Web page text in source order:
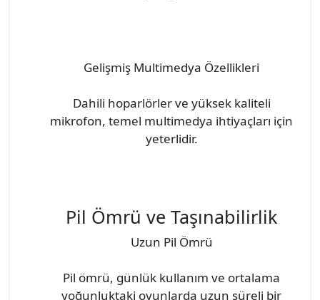
Gelişmiş Multimedya Özellikleri
Dahili hoparlörler ve yüksek kaliteli
mikrofon, temel multimedya ihtiyaçları için
yeterlidir.
Pil Ömrü ve Taşınabilirlik
Uzun Pil Ömrü
Pil ömrü, günlük kullanım ve ortalama
yoğunluktaki oyunlarda uzun süreli bir